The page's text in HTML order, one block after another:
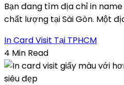
Bạn đang tìm địa chỉ in
chất lượng tại Sài Gòn. Một
In Card Visit Tại TPHCM
4 Min Read